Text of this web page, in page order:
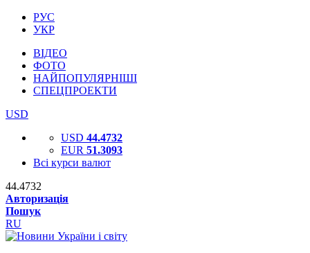
РУС
УКР
ВІДЕО
ФОТО
НАЙПОПУЛЯРНІШІ
СПЕЦПРОЕКТИ
USD
USD 44.4732
EUR 51.3093
Всі курси валют
44.4732
Авторизація
Пошук
RU